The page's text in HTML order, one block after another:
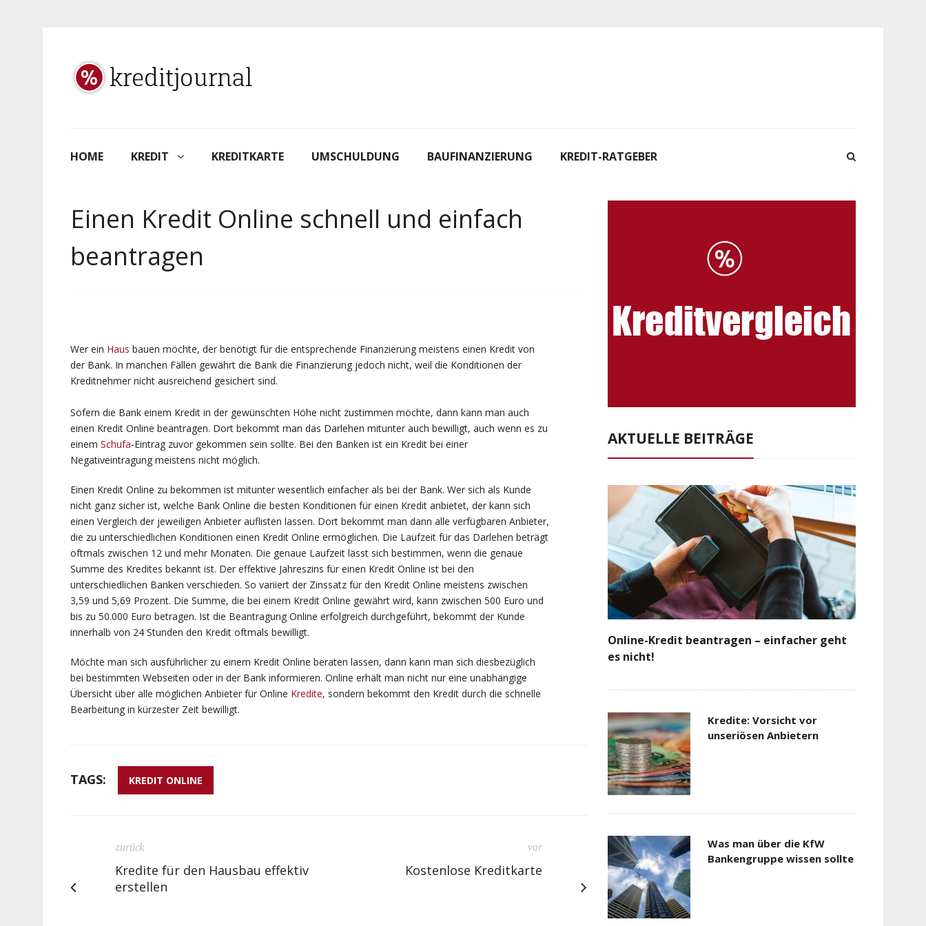
HOME KREDIT KREDITKARTE UMSCHULDUNG BAUFINANZIERUNG KREDIT-RATGEBER
Einen Kredit Online schnell und einfach
beantragen
Wer ein Haus bauen möchte, der benötigt für die entsprechende Finanzierung meistens einen Kredit von
der Bank. In manchen Fällen gewährt die Bank die Finanzierung jedoch nicht, weil die Konditionen der
Kreditnehmer nicht ausreichend gesichert sind.
Sofern die Bank einem Kredit in der gewünschten Höhe nicht zustimmen möchte, dann kann man auch
einen Kredit Online beantragen. Dort bekommt man das Darlehen mitunter auch bewilligt, auch wenn es zu
einem Schufa-Eintrag zuvor gekommen sein sollte. Bei den Banken ist ein Kredit bei einer
Negativeintragung meistens nicht möglich.
Einen Kredit Online zu bekommen ist mitunter wesentlich einfacher als bei der Bank. Wer sich als Kunde
nicht ganz sicher ist, welche Bank Online die besten Konditionen für einen Kredit anbietet, der kann sich
einen Vergleich der jeweiligen Anbieter auflisten lassen. Dort bekommt man dann alle verfügbaren Anbieter,
die zu unterschiedlichen Konditionen einen Kredit Online ermöglichen. Die Laufzeit für das Darlehen beträgt
oftmals zwischen 12 und mehr Monaten. Die genaue Laufzeit lässt sich bestimmen, wenn die genaue
Summe des Kredites bekannt ist. Der effektive Jahreszins für einen Kredit Online ist bei den
unterschiedlichen Banken verschieden. So variiert der Zinssatz für den Kredit Online meistens zwischen
3,59 und 5,69 Prozent. Die Summe, die bei einem Kredit Online gewährt wird, kann zwischen 500 Euro und
bis zu 50.000 Euro betragen. Ist die Beantragung Online erfolgreich durchgeführt, bekommt der Kunde
innerhalb von 24 Stunden den Kredit oftmals bewilligt.
Möchte man sich ausführlicher zu einem Kredit Online beraten lassen, dann kann man sich diesbezüglich
bei bestimmten Webseiten oder in der Bank informieren. Online erhält man nicht nur eine unabhängige
Übersicht über alle möglichen Anbieter für Online Kredite, sondern bekommt den Kredit durch die schnelle
Bearbeitung in kürzester Zeit bewilligt.
TAGS: KREDIT ONLINE
zurück
Kredite für den Hausbau effektiv
erstellen
vor
Kostenlose Kreditkarte
AKTUELLE BEITRÄGE
Online-Kredit beantragen – einfacher geht
es nicht!
Kredite: Vorsicht vor
unseriösen Anbietern
Was man über die KfW
Bankengruppe wissen sollte